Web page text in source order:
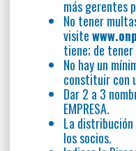
más gerentes
No tener
visite
tiene; de
No hay un
constituir con
Dar 2 a 3
EMPRESA.
La
los socios.